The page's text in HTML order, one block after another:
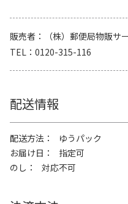
販売者
（株）郵便局物販サ
TEL
0120-315-116
配送情報
配送方法
ゆうパック
お届け日
指定可
のし
対応不可